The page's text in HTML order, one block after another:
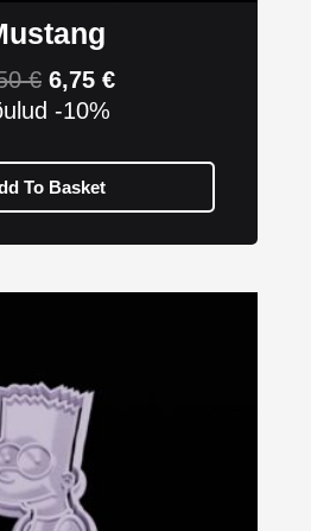
€ 6,75 €
-10%
To Basket